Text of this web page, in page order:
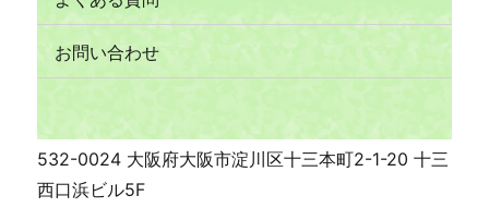
お問い合わせ
532-0024 大阪府大阪市淀川区十三本町2-1-20 十三
西口浜ビル5F